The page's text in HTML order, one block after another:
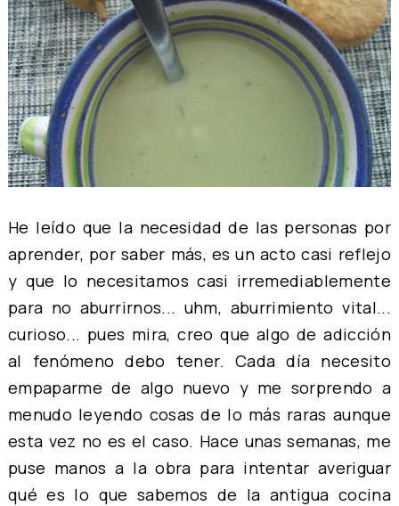
He leído que la necesidad de las personas por
aprender, por saber más, es un acto casi reflejo
y que lo necesitamos casi irremediablemente
para no aburrirnos... uhm, aburrimiento vital...
curioso... pues mira, creo que algo de adicción
al fenómeno debo tener. Cada día necesito
empaparme de algo nuevo y me sorprendo a
menudo leyendo cosas de lo más raras aunque
esta vez no es el caso. Hace unas semanas, me
puse manos a la obra para intentar averiguar
qué es lo que sabemos de la antigua cocina